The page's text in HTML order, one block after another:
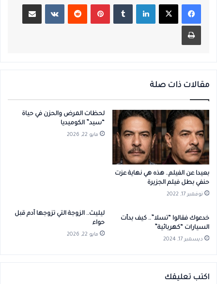
لينكدإن بينتيريست مشاركة عبر البريد
طباعة
مقالات ذات صلة
بعيدا عن الفيلم.. هذه هي نهاية عزت
حنفي بطل فيلم الجزيرة
نوفمبر 17, 2022
لحظات المرض والحزن في حياة
“سيد” الكوميديا
مايو 22, 2026
خدعوك فقالوا “تسلا”.. كيف بدأت
السيارات “كهربائية”
ديسمبر 17, 2024
ليليث.. الزوجة التي تزوجها آدم قبل
حواء
مايو 22, 2026
اكتب تعليقك